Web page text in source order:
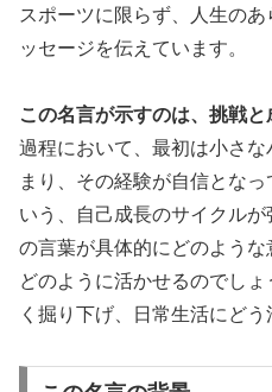
スポーツに限らず、人生の
ッセージを伝えています。
この名言が示すのは、挑戦と
過程において、最初は小さ
まり、その経験が自信とな
いう、自己成長のサイクル
の言葉が具体的にどのよう
どのように活かせるのでし
く掘り下げ、日常生活にど